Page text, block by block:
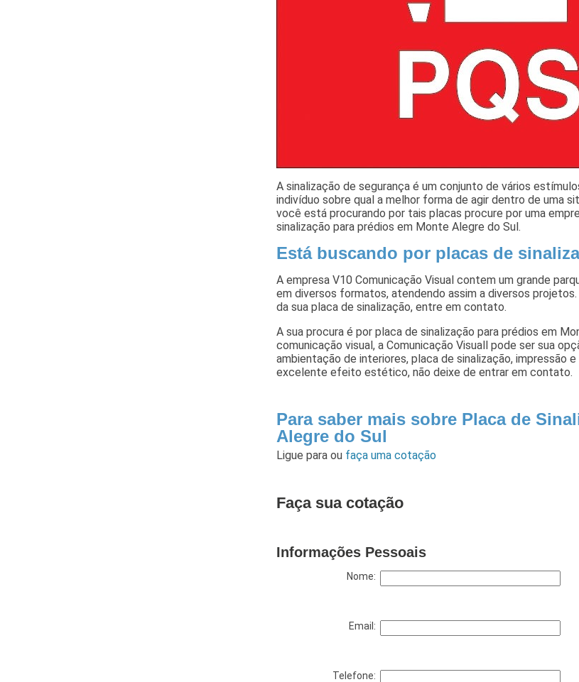
A sinalização de segurança é um conjunto de vários
indivíduo sobre qual a melhor forma de agir dentro de uma
você está procurando por tais placas procure por uma
sinalização para prédios em Monte Alegre do Sul.
Está buscando por placas de
A empresa V10 Comunicação Visual contem um grande
em diversos formatos, atendendo assim a diversos
da sua placa de sinalização, entre em contato.
A sua procura é por placa de sinalização para prédios em
comunicação visual, a Comunicação Visuall pode ser sua
ambientação de interiores, placa de sinalização, impressão
excelente efeito estético, não deixe de entrar em contato.
Para saber mais sobre Placa de
Alegre do Sul
Ligue paraou faça uma cotação
Faça sua cotação
Informações Pessoais
Nome:
Email:
Telefone: